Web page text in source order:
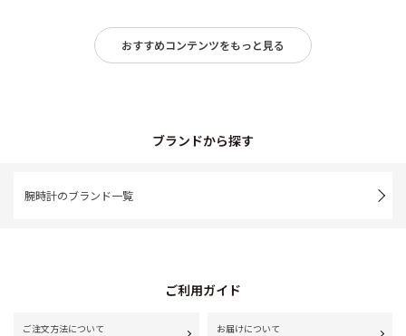
おすすめコンテンツをもっと見る
ブランドから探す
腕時計のブランド一覧
ご利用ガイド
ご注文方法について お届けについて